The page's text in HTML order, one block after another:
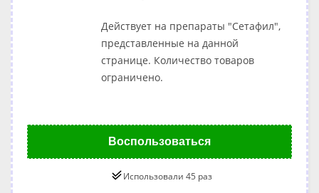
Действует на препараты "Сетафил",
представленные на данной
странице. Количество товаров
ограничено.
Воспользоваться
Использовали 45 раз